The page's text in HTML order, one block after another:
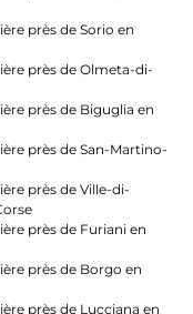
près de Sorio en
près de Olmeta-di-
près de Biguglia en
près de San-Martino-
près de Ville-di-
près de Furiani en
près de Borgo en
près de Lucciana en